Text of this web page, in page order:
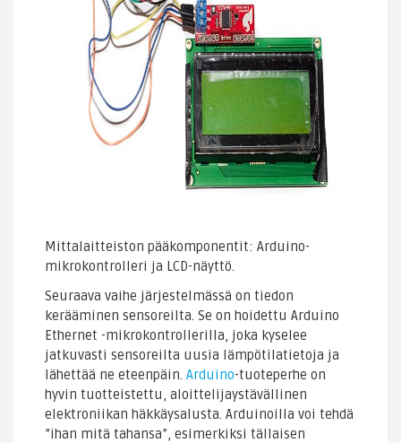
Mittalaitteiston pääkomponentit: Arduino-
mikrokontrolleri ja LCD-näyttö.
Seuraava vaihe järjestelmässä on tiedon
kerääminen sensoreilta. Se on hoidettu Arduino
Ethernet -mikrokontrollerilla, joka kyselee
jatkuvasti sensoreilta uusia lämpötilatietoja ja
lähettää ne eteenpäin. Arduino-tuoteperhe on
hyvin tuotteistettu, aloittelijaystävällinen
elektroniikan häkkäysalusta. Arduinoilla voi tehdä
”ihan mitä tahansa”, esimerkiksi tällaisen